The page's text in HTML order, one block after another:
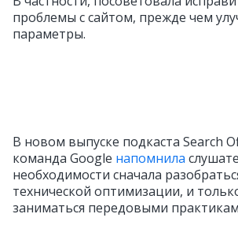
проблемы с сайтом, прежде чем
параметры.
В новом выпуске подкаста Search
команда Google напомнила
необходимости сначала
технической оптимизации, и
заниматься передовыми